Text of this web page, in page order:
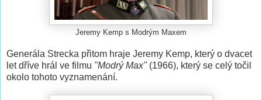
Jeremy Kemp s Modrým Maxem
Generála Strecka přitom hraje Jeremy Kemp, který o dvacet
let dříve hrál ve filmu "Modrý Max" (1966), který se celý točil
okolo tohoto vyznamenání.